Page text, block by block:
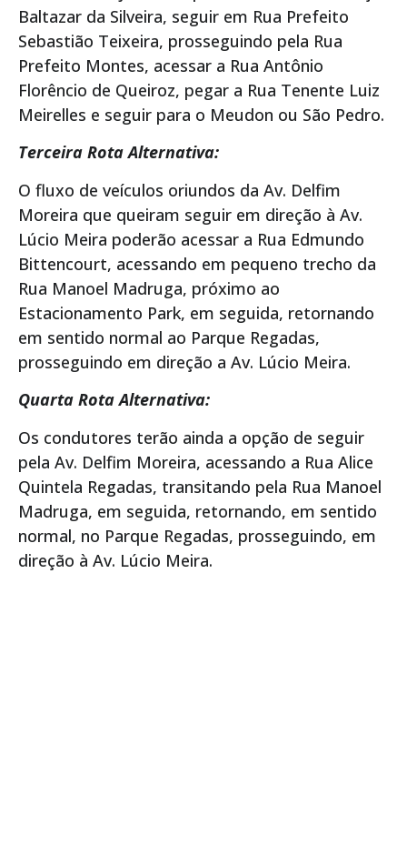
Baltazar da Silveira, seguir em Rua Prefeito
Sebastião Teixeira, prosseguindo pela Rua
Prefeito Montes, acessar a Rua Antônio
Florêncio de Queiroz, pegar a Rua Tenente Luiz
Meirelles e seguir para o Meudon ou São Pedro.
Terceira Rota Alternativa:
O fluxo de veículos oriundos da Av. Delfim
Moreira que queiram seguir em direção à Av.
Lúcio Meira poderão acessar a Rua Edmundo
Bittencourt, acessando em pequeno trecho da
Rua Manoel Madruga, próximo ao
Estacionamento Park, em seguida, retornando
em sentido normal ao Parque Regadas,
prosseguindo em direção a Av. Lúcio Meira.
Quarta Rota Alternativa:
Os condutores terão ainda a opção de seguir
pela Av. Delfim Moreira, acessando a Rua Alice
Quintela Regadas, transitando pela Rua Manoel
Madruga, em seguida, retornando, em sentido
normal, no Parque Regadas, prosseguindo, em
direção à Av. Lúcio Meira.